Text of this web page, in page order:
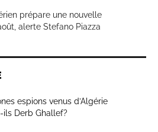
prépare une nouvelle
alerte Stefano Piazza
espions venus d’Algérie
ils Derb Ghallef?